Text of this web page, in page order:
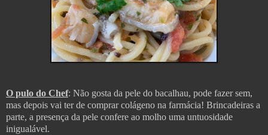
O pulo do Chef: Não gosta da pele do bacalhau, pode fazer sem,
mas depois vai ter de comprar colágeno na farmácia! Brincadeiras a
parte, a presença da pele confere ao molho uma untuosidade
inigualável.